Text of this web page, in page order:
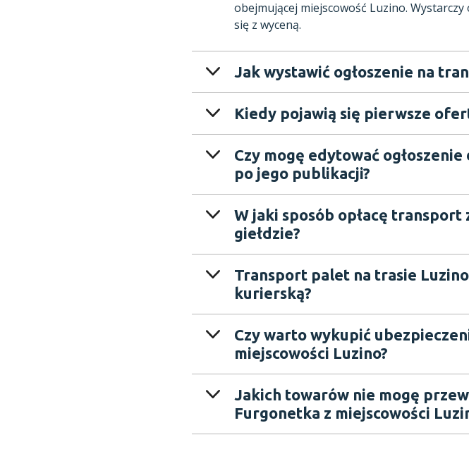
obejmującej miejscowość Luzino.
się z wyceną.
Jak wystawić ogłoszenie na
Kiedy pojawią się pierwsze
Czy mogę edytować
po jego publikacji?
W jaki sposób opłacę transport
giełdzie?
Transport palet na trasie
kurierską?
Czy warto wykupić
miejscowości Luzino?
Jakich towarów nie mogę
Furgonetka z miejscowości